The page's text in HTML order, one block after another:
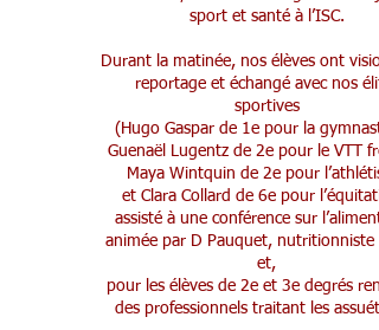
sport et santé à l’ISC.
Durant la matinée, nos élèves ont
reportage et échangé avec nos
sportives
(Hugo Gaspar de 1e pour la
Guenaël Lugentz de 2e pour le VTT
Maya Wintquin de 2e pour
et Clara Collard de 6e pour
assisté à une conférence sur
animée par D Pauquet, nutritionniste
et,
pour les élèves de 2e et 3e degrés
des professionnels traitant les